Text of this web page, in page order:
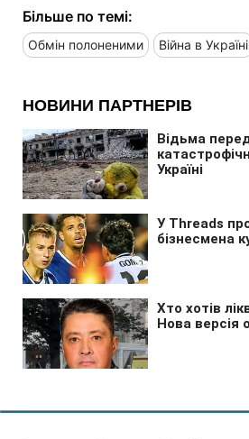
Більше по темі:
Обмін полоненими Війна в Україні